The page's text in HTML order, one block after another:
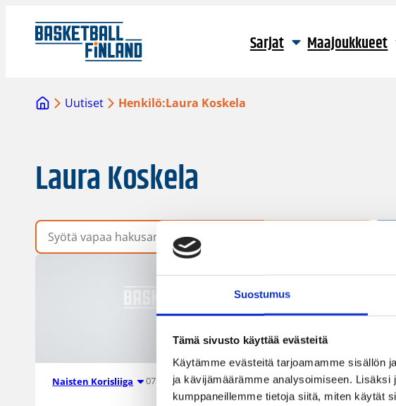
Suostumus
Tämä sivusto käyttää evästeitä
Käytämme evästeitä tarjoamamme sisällön
ja kävijämäärämme analysoimiseen.
kumppaneillemme tietoja siitä, miten käytät
Sarjat Maajoukkueet
Uutiset Henkilö:Laura Koskela
Laura Koskela
Vapaa hakusana
Naisten Korisliiga 07.10.2004 00:00 Naisten